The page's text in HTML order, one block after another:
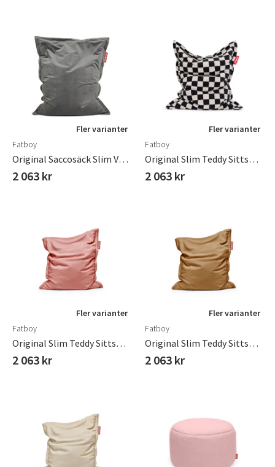
Fler varianter
Fatboy
Original Saccosäck Slim Velvet Recycled Taupe
2 063 kr
Fler varianter
Fatboy
Original Slim Teddy Sittsäck Chess Black Ecru
2 063 kr
Fler varianter
Fatboy
Original Slim Teddy Sittsäck Cheeky Pink
2 063 kr
Fler varianter
Fatboy
Original Slim Teddy Sittsäck Latte
2 063 kr